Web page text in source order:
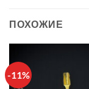
ПОХОЖИЕ
-11%